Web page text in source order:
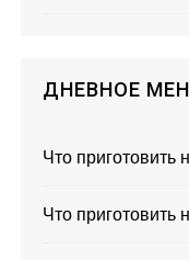
ДНЕВНОЕ
Что приготовить
Что приготовить